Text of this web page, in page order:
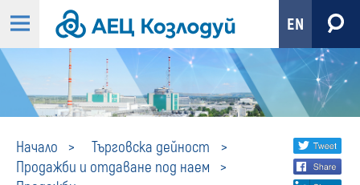
EN
Начало
Търговска дейност
Продажби и отдаване под наемПродажбиShare